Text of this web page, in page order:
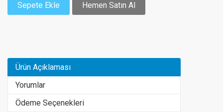
Sepete Ekle Hemen Satın Al
Ürün Açıklaması
Yorumlar
Ödeme Seçenekleri